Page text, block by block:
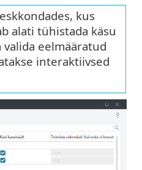
kus
alati tühistada käsu
valida eelmääratud
interaktiivsed